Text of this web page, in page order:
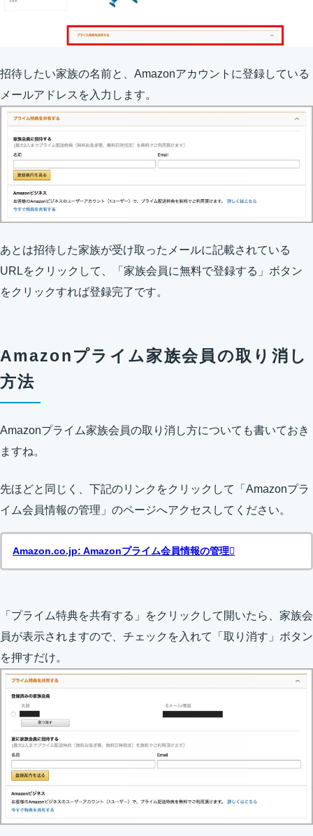
招待したい家族の名前と、Amazonアカウントに登録している
メールアドレスを入力します。
あとは招待した家族が受け取ったメールに記載されている
URLをクリックして、「家族会員に無料で登録する」ボタン
をクリックすれば登録完了です。
Amazonプライム家族会員の取り消し
方法
Amazonプライム家族会員の取り消し方についても書いておき
ますね。
先ほどと同じく、下記のリンクをクリックして「Amazonプラ
イム会員情報の管理」のページへアクセスしてください。
Amazon.co.jp: Amazonプライム会員情報の管理
「プライム特典を共有する」をクリックして開いたら、家族会
員が表示されますので、チェックを入れて「取り消す」ボタン
を押すだけ。